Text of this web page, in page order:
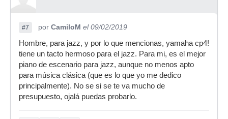
#7 por CamiloM el 09/02/2019
Hombre, para jazz, y por lo que mencionas, yamaha cp4!
tiene un tacto hermoso para el jazz. Para mi, es el mejor
piano de escenario para jazz, aunque no menos apto
para música clásica (que es lo que yo me dedico
principalmente). No se si se te va mucho de
presupuesto, ojalá puedas probarlo.